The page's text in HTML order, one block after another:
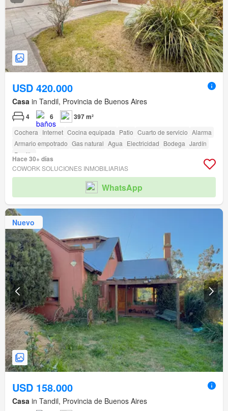
USD 420.000
Casa in Tandil, Provincia de Buenos Aires
4 6 397 m²
Cochera Internet Cocina equipada Patio Cuarto de servicio Alarma
Armario empotrado Gas natural Agua Electricidad Bodega Jardín
Parrilla
Hace 30+ días
COWORK SOLUCIONES INMOBILIARIAS
WhatsApp
Nuevo
USD 158.000
Casa in Tandil, Provincia de Buenos Aires